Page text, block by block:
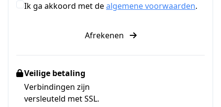
Ik ga akkoord met dealgemene voorwaarden.
Afrekenen
Veilige betaling
Verbindingen zijn
versleuteld met SSL.